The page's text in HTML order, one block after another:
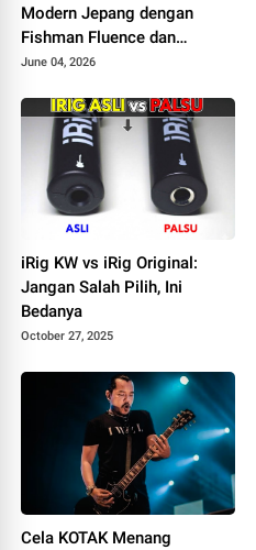
Modern Jepang dengan
Fishman Fluence dan
Tremolo Locking
June 04, 2026
iRig KW vs iRig Original:
Jangan Salah Pilih, Ini
Bedanya
October 27, 2025
Cela KOTAK Menang